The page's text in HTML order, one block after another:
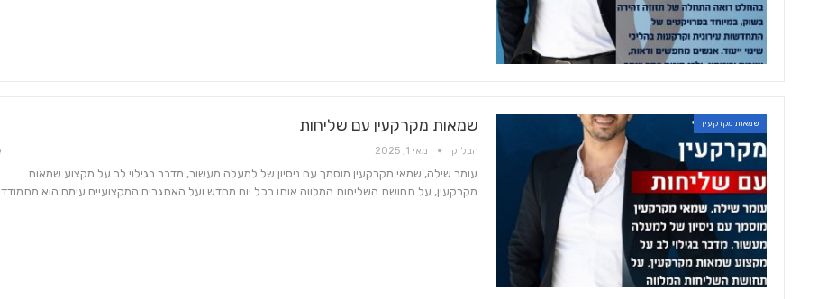
שמאות מקרקעין שמאות מקרקעין עם שליחות
הבלוק מאי 1, 2025
עומר שילה, שמאי מקרקעין מוסמך עם ניסיון של למעלה מעשור, מדבר בגילוי לב על מקצוע שמאות
מקרקעין, על תחושת השליחות המלווה אותו בכל יום מחדש ועל האתגרים המקצועיים עימם הוא מתמודד.